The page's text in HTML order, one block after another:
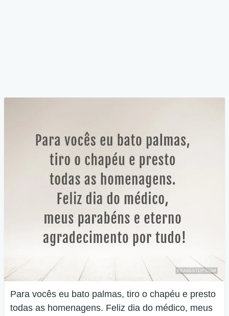
Para vocês eu bato palmas, tiro o chapéu e presto
todas as homenagens. Feliz dia do médico, meus